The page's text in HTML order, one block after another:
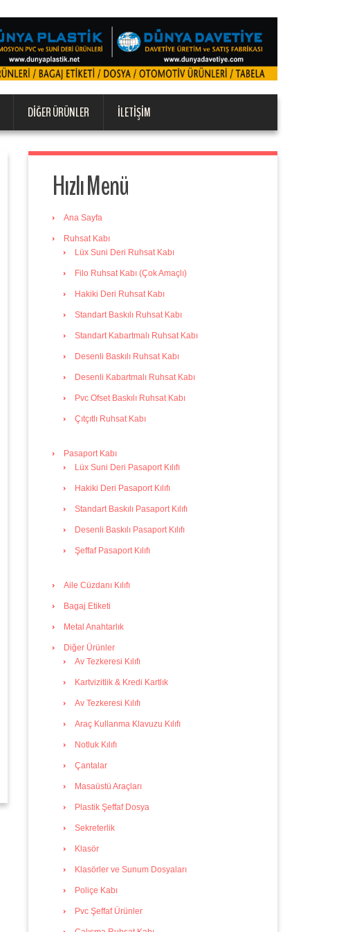
DIĞER ÜRÜNLER İLETIŞIM
Hızlı Menü
Ana Sayfa
Ruhsat Kabı
Lüx Suni Deri Ruhsat Kabı
Filo Ruhsat Kabı (Çok Amaçlı)
Hakiki Deri Ruhsat Kabı
Standart Baskılı Ruhsat Kabı
Standart Kabartmalı Ruhsat Kabı
Desenli Baskılı Ruhsat Kabı
Desenli Kabartmalı Ruhsat Kabı
Pvc Ofset Baskılı Ruhsat Kabı
Çıtçıtlı Ruhsat Kabı
Pasaport Kabı
Lüx Suni Deri Pasaport Kılıfı
Hakiki Deri Pasaport Kılıfı
Standart Baskılı Pasaport Kılıfı
Desenli Baskılı Pasaport Kılıfı
Şeffaf Pasaport Kılıfı
Aile Cüzdanı Kılıfı
Bagaj Etiketi
Metal Anahtarlık
Diğer Ürünler
Av Tezkeresi Kılıfı
Kartvizitlik & Kredi Kartlık
Av Tezkeresi Kılıfı
Araç Kullanma Klavuzu Kılıfı
Notluk Kılıfı
Çantalar
Masaüstü Araçları
Plastik Şeffaf Dosya
Sekreterlik
Klasör
Klasörler ve Sunum Dosyaları
Poliçe Kabı
Pvc Şeffaf Ürünler